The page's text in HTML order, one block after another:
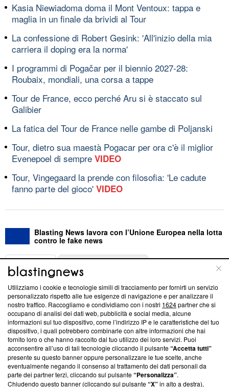
Kasia Niewiadoma doma il Mont Ventoux: tappa e
maglia in un finale da brividi al Tour
La confessione di Robert Gesink: 'All'inizio della mia
carriera il doping era la norma'
I programmi di Pogačar per il biennio 2027-28:
Roubaix, mondiali, una corsa a tappe
Tour de France, ecco perché Aru si è staccato sul
Galibier
La fatica del Tour de France nelle gambe di Poljanski
Tour, dietro sua maestà Pogacar per ora c'è il miglior
Evenepoel di sempre VIDEO
Tour, Vingegaard la prende con filosofia: 'Le cadute
fanno parte del gioco' VIDEO
Blasting News lavora con l’Unione Europea nella lotta
contro le fake news
ABOUT
Questa sezione offre informazioni trasparenti su Blasting
News, sui nostri processi editoriali e su come ci impegniamo a
creare news di qualità. Inoltre, afferma la nostra aderenza a
‘Trust Project - News with Integrity’Blasting News non è
ancora membro del programma, ma ha richiesto di farne
parte; Trust Project non ha ancora effettuato una verifica di
conformità agli standard.
Su di noi
Utilizziamo i cookie e tecnologie simili di tracciamento per fornirti un servizio
personalizzato rispetto alle tue esigenze di navigazione e per analizzare il
nostro traffico. Raccogliamo e condividiamo con i nostri 1624partner che si
occupano di analisi dei dati web, pubblicità e social media, alcune
informazioni sul tuo dispositivo, come l’indirizzo IP e le caratteristiche del tuo
dispositivo, i quali potrebbero combinarle con altre informazioni che hai
fornito loro o che hanno raccolto dal tuo utilizzo dei loro servizi. Puoi
acconsentire all’uso di tali tecnologie cliccando il pulsante“Accetta tutti”
presente su questo banner oppure personalizzare le tue scelte, anche
eventualmente negando il consenso al trattamento dei dati personali da
parte dei partner terzi, cliccando sul pulsante“Personalizza”.
Chiudendo questo banner (cliccando sul pulsante“X”in alto a destra),